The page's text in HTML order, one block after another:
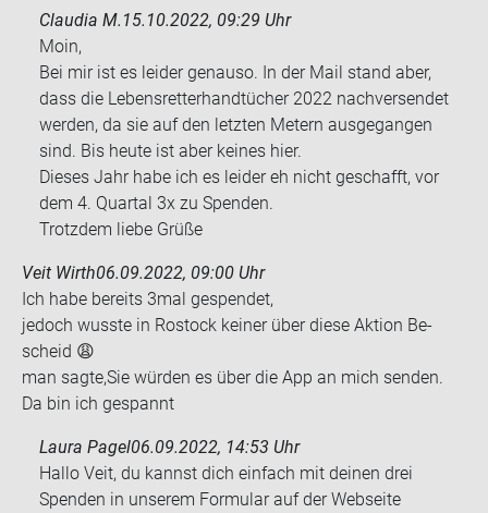
Claudia M. 15.10.2022, 09:29 Uhr
Moin,
Bei mir ist es lei­der ge­nau­so. In der Mail stand aber,
dass die Le­bens­ret­ter­hand­tü­cher 2022 nach­ver­sen­det
wer­den, da sie auf den letz­ten Me­tern aus­ge­gan­gen
sind. Bis heute ist aber kei­nes hier.
Die­ses Jahr habe ich es lei­der eh nicht ge­schafft, vor
dem 4. Quar­tal 3x zu Spen­den.
Trotz­dem liebe Grüße
Veit Wirth06.09.2022, 09:00 Uhr
Ich habe be­reits 3mal ge­spen­det,
je­doch wuss­te in Ros­tock kei­ner über diese Ak­ti­on Be­
scheid 😩
man sagte,Sie wür­den es über die App an mich sen­den.
Da bin ich ge­spannt
Laura Pagel06.09.2022, 14:53 Uhr
Hallo Veit, du kannst dich einfach mit deinen drei
Spenden in unserem Formular auf der Webseite